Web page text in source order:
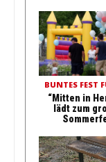
BUNTES FEST
“Mitten in
lädt zum